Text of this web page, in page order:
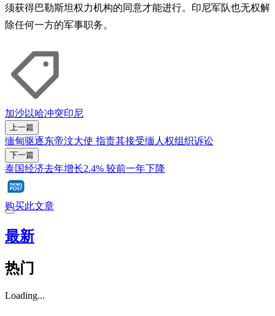
须获得巴勒斯坦权力机构的同意才能进行。印尼军队也无权解
除任何一方的军事职务。
加沙以哈冲突印尼
上一篇
缅甸驱逐东帝汶大使 指责其接受缅人权组织诉讼
下一篇
泰国经济去年增长2.4% 较前一年下降
购买此文章
最新
热门
Loading...